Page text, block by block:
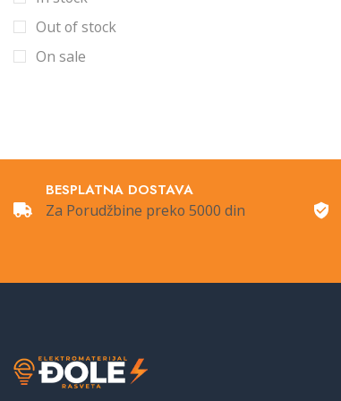
Produžni sa više utičnica
Sijalice
Šine i oprema
Stubići
Ugradna rasveta
Out of stock
On sale
BESPLATNA DOSTAVA
Za Porudžbine preko 5000 din